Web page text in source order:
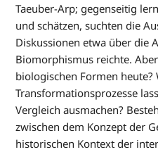
Taeuber-Arp; gegenseitig
und schätzen, suchten die
Diskussionen etwa über die
Biomorphismus reichte.
biologischen Formen heute?
Transformationsprozesse
Vergleich ausmachen?
zwischen dem Konzept der
historischen Kontext der